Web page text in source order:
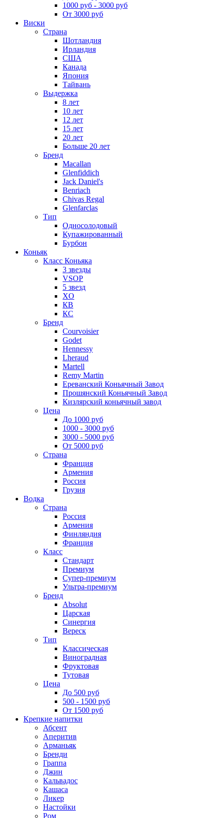
1000 руб - 3000 руб
От 3000 руб
Виски
Страна
Шотландия
Ирландия
США
Канада
Япония
Тайвань
Выдержка
8 лет
10 лет
12 лет
15 лет
20 лет
Больше 20 лет
Бренд
Macallan
Glenfiddich
Jack Daniel's
Benriach
Chivas Regal
Glenfarclas
Тип
Односолодовый
Купажированный
Бурбон
Коньяк
Класс Коньяка
3 звезды
VSOP
5 звезд
XO
КВ
КС
Бренд
Courvoisier
Godet
Hennessy
Lheraud
Martell
Remy Martin
Ереванский Коньячный Завод
Прошянский Коньячный Завод
Кизлярский коньячный завод
Цена
До 1000 руб
1000 - 3000 руб
3000 - 5000 руб
От 5000 руб
Страна
Франция
Армения
Россия
Грузия
Водка
Страна
Россия
Армения
Финляндия
Франция
Класс
Стандарт
Премиум
Супер-премиум
Ультра-премиум
Бренд
Absolut
Царская
Синергия
Вереск
Тип
Классическая
Виноградная
Фруктовая
Тутовая
Цена
До 500 руб
500 - 1500 руб
От 1500 руб
Крепкие напитки
Абсент
Аперитив
Арманьяк
Бренди
Граппа
Джин
Кальвадос
Кашаса
Ликер
Настойки
Ром